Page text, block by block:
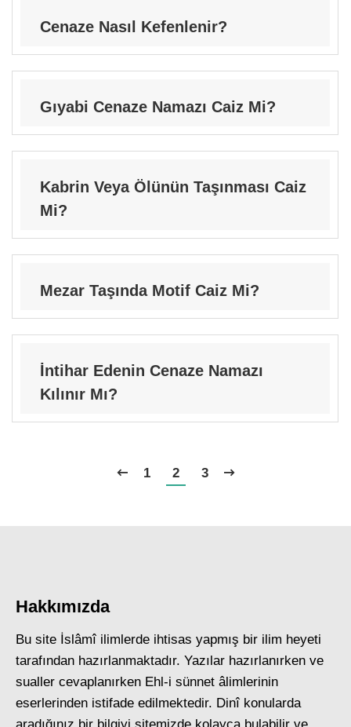
Cenaze Nasıl Kefenlenir?
Gıyabi Cenaze Namazı Caiz Mi?
Kabrin Veya Ölünün Taşınması Caiz
Mi?
Mezar Taşında Motif Caiz Mi?
İntihar Edenin Cenaze Namazı
Kılınır Mı?
1 2 3
Hakkımızda
Bu site İslâmî ilimlerde ihtisas yapmış bir ilim heyeti
tarafından hazırlanmaktadır. Yazılar hazırlanırken ve
sualler cevaplanırken Ehl-i sünnet âlimlerinin
eserlerinden istifade edilmektedir. Dinî konularda